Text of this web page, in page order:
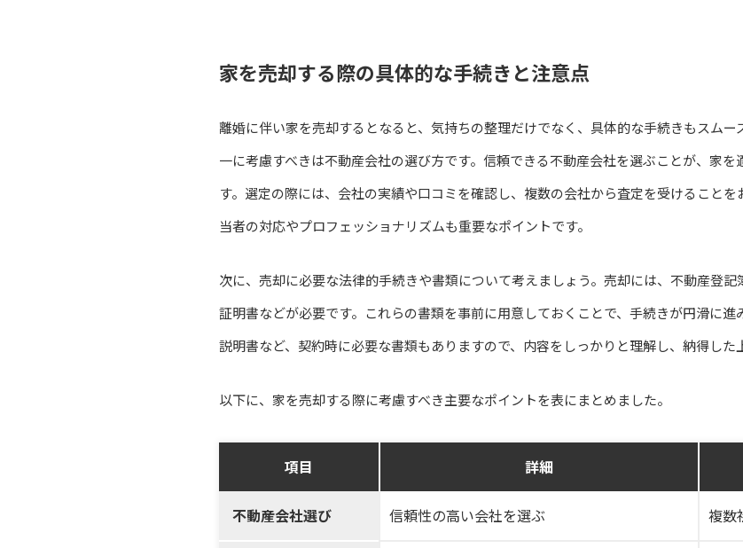
家を売却する際の具体的な手続きと注意点
離婚に伴い家を売却するとなると、気持ちの整理だけでなく、具体的な手続きもスム
一に考慮すべきは不動産会社の選び方です。信頼できる不動産会社を選ぶことが、家
す。選定の際には、会社の実績や口コミを確認し、複数の会社から査定を受けること
当者の対応やプロフェッショナリズムも重要なポイントです。
次に、売却に必要な法律的手続きや書類について考えましょう。売却には、不動産登
証明書などが必要です。これらの書類を事前に用意しておくことで、手続きが円滑に
説明書など、契約時に必要な書類もありますので、内容をしっかりと理解し、納得した
以下に、家を売却する際に考慮すべき主要なポイントを表にまとめました。
項目 詳細
不動産会社選び 信頼性の高い会社を選ぶ 複数